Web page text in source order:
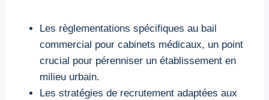
Les règlementations spécifiques au bail
commercial pour cabinets médicaux, un point
crucial pour pérenniser un établissement en
milieu urbain.
Les stratégies de recrutement adaptées aux